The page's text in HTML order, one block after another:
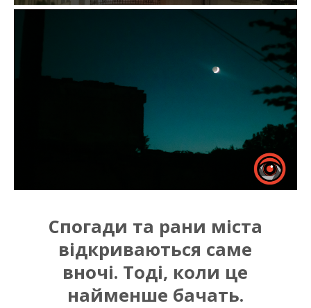
Спогади та рани міста
відкриваються саме
вночі. Тоді, коли це
найменше бачать.